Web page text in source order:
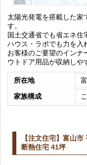
太陽光発電を搭載した家
す。
国土交通省でも省エネ住
ハウス・ラボでも力を入
お客様のご要望のインナ
ウトドア用品が収納しや
所在地
家族構成
【注文住宅】富山
断熱住宅 41坪